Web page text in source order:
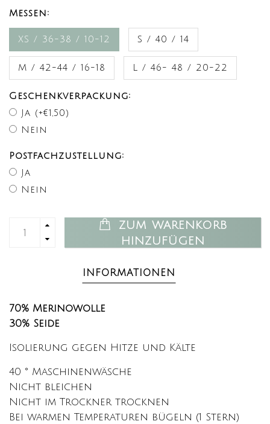
Messen:
XS / 36-38 / 10-12 S / 40 / 14
M / 42-44 / 16-18 L / 46- 48 / 20-22
Geschenkverpackung:
Ja (+€1,50)
Nein
Postfachzustellung:
Ja
Nein
ZUM WARENKORB
HINZUFÜGEN
INFORMATIONEN
70% Merinowolle
30% Seide
Isolierung gegen Hitze und Kälte
40 ° Maschinenwäsche
Nicht bleichen
Nicht im Trockner trocknen
Bei warmen Temperaturen bügeln (1 Stern)